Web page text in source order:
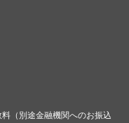
（別途金融機関へのお振込